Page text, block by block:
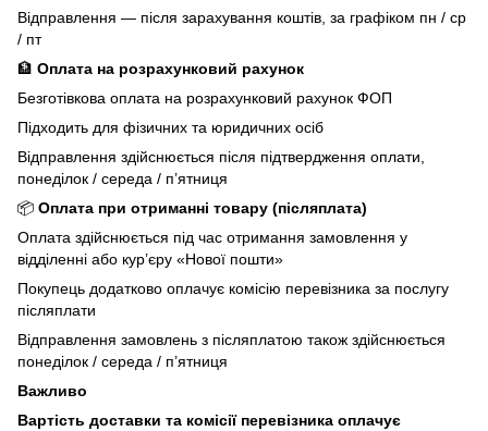
Відправлення — після зарахування коштів, за графіком пн / ср
/ пт
🏦 Оплата на розрахунковий рахунок
Безготівкова оплата на розрахунковий рахунок ФОП
Підходить для фізичних та юридичних осіб
Відправлення здійснюється після підтвердження оплати,
понеділок / середа / п’ятниця
📦 Оплата при отриманні товару (післяплата)
Оплата здійснюється під час отримання замовлення у
відділенні або кур’єру «Нової пошти»
Покупець додатково оплачує комісію перевізника за послугу
післяплати
Відправлення замовлень з післяплатою також здійснюється
понеділок / середа / п’ятниця
Важливо
Вартість доставки та комісії перевізника оплачує